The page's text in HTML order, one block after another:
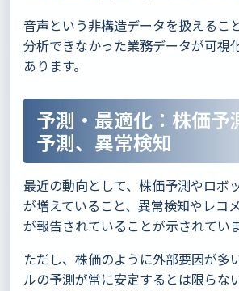
音声という非構造データを扱えるこ
分析できなかった業務データが可視
あります。
予測・最適化：株価予
予測、異常検知
最近の動向として、株価予測やロボ
が増えていること、異常検知やレコ
が報告されていることが示されていま
ただし、株価のように外部要因が多
ルの予測が常に安定するとは限らな